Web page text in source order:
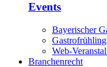
Events
Bayerischer
Gastrofrühling
Web-
Branchenrecht